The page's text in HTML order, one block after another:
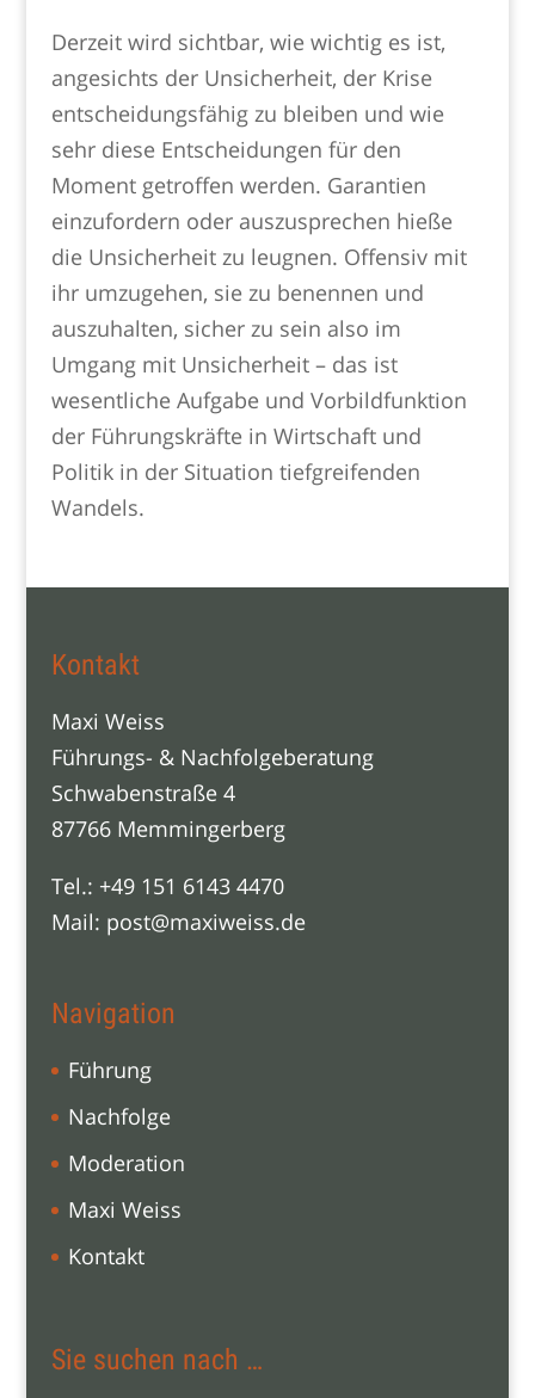
Derzeit wird sichtbar, wie wichtig es ist,
angesichts der Unsicherheit, der Krise
entscheidungsfähig zu bleiben und wie
sehr diese Entscheidungen für den
Moment getroffen werden. Garantien
einzufordern oder auszusprechen hieße
die Unsicherheit zu leugnen. Offensiv mit
ihr umzugehen, sie zu benennen und
auszuhalten, sicher zu sein also im
Umgang mit Unsicherheit – das ist
wesentliche Aufgabe und Vorbildfunktion
der Führungskräfte in Wirtschaft und
Politik in der Situation tiefgreifenden
Wandels.
Kontakt
Maxi Weiss
Führungs- & Nachfolgeberatung
Schwabenstraße 4
87766 Memmingerberg
Tel.: +49 151 6143 4470
Mail: post@maxiweiss.de
Navigation
Führung
Nachfolge
Moderation
Maxi Weiss
Kontakt
Sie suchen nach …